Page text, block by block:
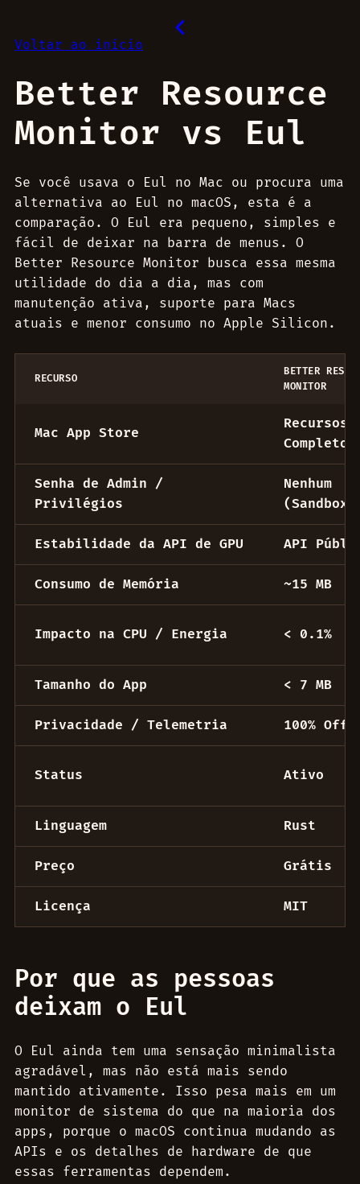
Voltar ao início
Better Resource
Monitor vs Eul
Se você usava o Eul no Mac ou procura uma
alternativa ao Eul no macOS, esta é a
comparação. O Eul era pequeno, simples e
fácil de deixar na barra de menus. O
Better Resource Monitor busca essa mesma
utilidade do dia a dia, mas com
manutenção ativa, suporte para Macs
atuais e menor consumo no Apple Silicon.
RECURSO
BETTER
MONITOR
Mac App Store
Recursos
Completos
Senha de Admin /
Privilégios
Nenhum
Estabilidade da API de GPU API
Consumo de Memória ~15 MB
Impacto na CPU / Energia < 0.1%
Tamanho do App < 7 MB
Privacidade / Telemetria 100%
Status Ativo
Linguagem Rust
Preço Grátis
Licença MIT
Por que as pessoas
deixam o Eul
O Eul ainda tem uma sensação minimalista
agradável, mas não está mais sendo
mantido ativamente. Isso pesa mais em um
monitor de sistema do que na maioria dos
apps, porque o macOS continua mudando as
APIs e os detalhes de hardware de que
essas ferramentas dependem.